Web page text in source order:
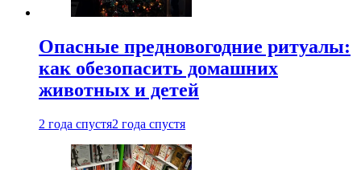
Опасные предновогодние ритуалы:
как обезопасить домашних
животных и детей
2 года спустя2 года спустя